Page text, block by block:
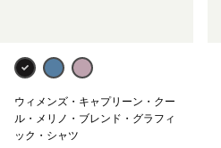
ウィメンズ・キャプリーン・クー
ル・メリノ・ブレンド・グラフィ
ック・シャツ